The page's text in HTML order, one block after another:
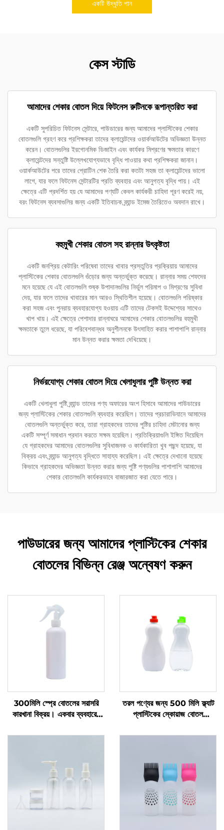
একটি উদ্ধৃতি পান
কেস স্টাডি
আমাদের শেকার বোতল দিয়ে ফিটনেস রুটিনকে রূপান্তরিত করা
একটি সুপরিচিত ফিটনেস সেন্টারে, পাউডারের জন্য আমাদের প্লাস্টিকের শেকার
বোতলগুলি গ্রহণ করে প্রশিক্ষকরা তাদের ক্লায়েন্টদের ওয়ার্কআউটের অভিজ্ঞতা উন্নত
করেন। বোতলগুলির ইরগোনমিক ডিজাইন এবং কার্যকর মিশ্রণের ক্ষমতার কারণে
ক্লায়েন্টদের সন্তুষ্টি উল্লেখযোগ্যভাবে বৃদ্ধি পাওয়ার কথা প্রশিক্ষকরা জানান।
ওয়ার্কআউটের পরে তাদের প্রোটিন শেক তৈরি করা কতটা সহজ তা ক্লায়েন্টদের ভালো
লাগে, যার ফলে ফিটনেস সেন্টারটির প্রতি ব্যবহার এবং আনুগত্য বৃদ্ধি পায়। এই
ক্ষেত্রে এটি প্রদর্শিত হয় যে আমাদের পণ্যটি কেবল কার্যকরী চাহিদা পূরণ করেই নয়,
বরং ফিটনেস ব্যবসাগুলির জন্য একটি ইতিবাচক ব্র্যান্ড ইমেজ তৈরিতেও অবদান রাখে।
বহুমুখী শেকার বোতল সহ রান্নার উৎকৃষ্টতা
একটি জনপ্রিয় কেটারিং পরিষেবা তাদের খাবার প্রস্তুতির প্রক্রিয়ায় আমাদের
প্লাস্টিকের শেকার বোতলগুলি গুঁড়োর জন্য অন্তর্ভুক্ত করেছে। রান্নার সময় শেফদের
মনে হয়েছে যে এই বোতলগুলি শুষ্ক উপাদানগুলির নির্ভুল পরিমাপ ও মিশ্রণের সুবিধা
দেয়, যার ফলে তাদের খাবারের মান আরও স্থিতিশীল হয়েছে। বোতলগুলি পরিষ্কার
করা সহজ এবং পুনরায় ব্যবহারযোগ্য হওয়ায় এটি তাদের টেকসই উদ্দেশ্যের সাথেও
খাপ খায়। এই ক্ষেত্রে পেশাদার রান্নাঘরে আমাদের শেকার বোতলগুলির বহুমুখী
ক্ষমতাকে তুলে ধরেছে, যা পরিবেশবান্ধব অনুশীলনকে উৎসাহিত করার পাশাপাশি রান্নার
মান উন্নত করার ক্ষমতা দেখিয়েছে।
নির্ভরযোগ্য শেকার বোতল দিয়ে খেলাধুলার পুষ্টি উন্নত করা
একটি খেলাধুলা পুষ্টি ব্র্যান্ড তাদের পণ্য অফারের অংশ হিসাবে আমাদের পাউডারের
জন্য প্লাস্টিকের শেকার বোতলগুলি ব্যবহার করেছিল। তাদের প্রচারাভিযানে আমাদের
বোতলগুলি অন্তর্ভুক্ত করে, তারা গ্রাহকদের তাদের পুষ্টির চাহিদা মেটানোর জন্য
একটি সম্পূর্ণ সমাধান প্রদান করতে সক্ষম হয়েছিল। প্রতিক্রিয়াগুলি ইঙ্গিত দিয়েছিল
যে গ্রাহকদের আমাদের বোতলগুলির সুবিধাজনক ও কার্যকারিতা খুব পছন্দ হয়েছে, যা
বিক্রয় এবং ব্র্যান্ড আনুগত্য বৃদ্ধিতে সাহায্য করেছিল। এই ক্ষেত্রে দেখানো হয়েছে
কিভাবে গ্রাহকদের অভিজ্ঞতা উন্নত করার জন্য পুষ্টি পণ্যগুলির পাশাপাশি আমাদের
শেকার বোতলগুলি কার্যকরভাবে বাজারজাত করা যেতে পারে।
পাউডারের জন্য আমাদের প্লাস্টিকের শেকার
বোতলের বিভিন্ন রেঞ্জ অন্বেষণ করুন
300মিলি স্প্রে বোতলের সরাসরি
কারখানা বিক্রয়। একবার ব্যবহারের
প্লাস্টিকের বোতল
তরল পণ্যের জন্য 500 মিলি ফ্ল্যাট
প্লাস্টিকের স্কোয়াজ বোতল
প্লাস্টিকের বোতল ডিশ সোপ এবং পেট